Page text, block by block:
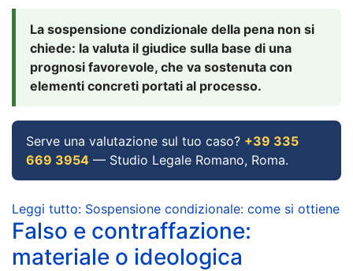
La sospensione condizionale della pena non si
chiede: la valuta il giudice sulla base di una
prognosi favorevole, che va sostenuta con
elementi concreti portati al processo.
Serve una valutazione sul tuo caso? +39 335
669 3954 — Studio Legale Romano, Roma.
Leggi tutto: Sospensione condizionale: come si ottiene
Falso e contraffazione:
materiale o ideologica